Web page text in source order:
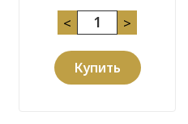
< >
Купить